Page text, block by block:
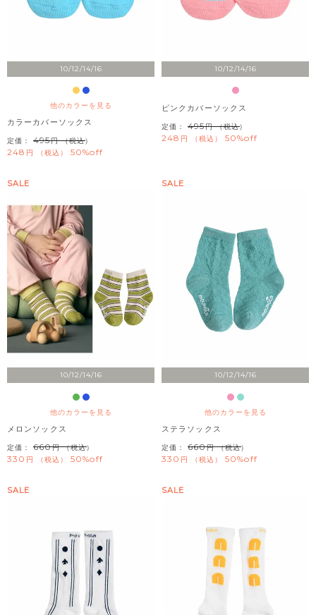
10/12/14/16
他のカラーを見る
カラーカバーソックス
定価： 495 （税込）
248 税込 50%off
10/12/14/16
ピンクカバーソックス
定価： 495 （税込）
248 税込 50%off
10/12/14/16
他のカラーを見る
SALE
メロンソックス
定価： 660 （税込）
330 税込 50%off
10/12/14/16
他のカラーを見る
SALE
ステラソックス
定価： 660 （税込）
330 税込 50%off
SALE SALE